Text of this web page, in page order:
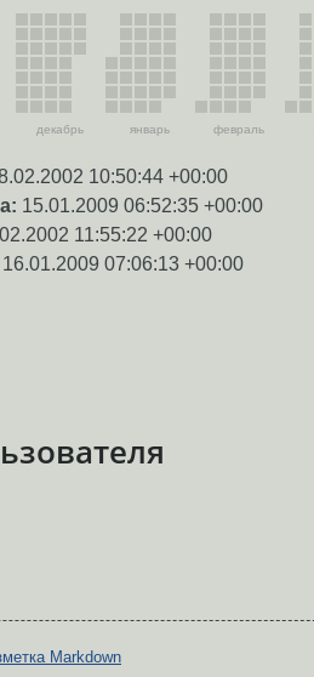
декабрь январь февраль
10:50:44 +00:00
15.01.2009 06:52:35 +00:00
11:55:22 +00:00
16.01.2009 07:06:13 +00:00
Markdown